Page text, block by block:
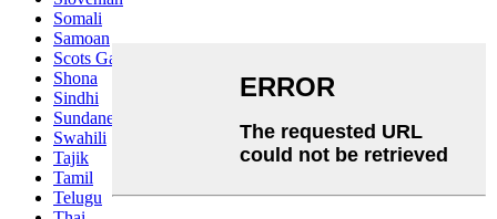
Somali
Samoan
Scots Gaelic
Shona
Sindhi
Sundanese
Swahili
Tajik
Tamil
Telugu